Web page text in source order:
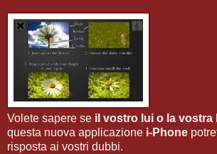
Volete sapere se il vostro lui o la vostra
questa nuova applicazione i-Phone
risposta ai vostri dubbi.